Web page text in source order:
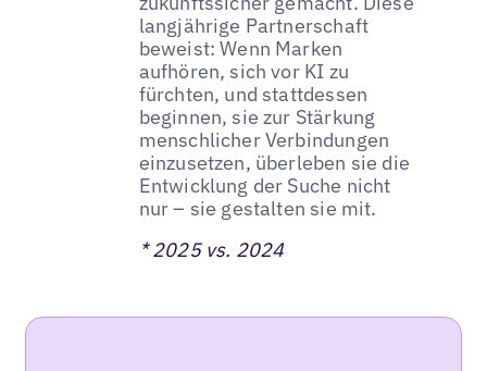
langjährige Partnerschaft
beweist: Wenn Marken
aufhören, sich vor KI zu
fürchten, und stattdessen
beginnen, sie zur Stärkung
menschlicher Verbindungen
einzusetzen, überleben sie die
Entwicklung der Suche nicht
nur – sie gestalten sie mit.
* 2025 vs. 2024